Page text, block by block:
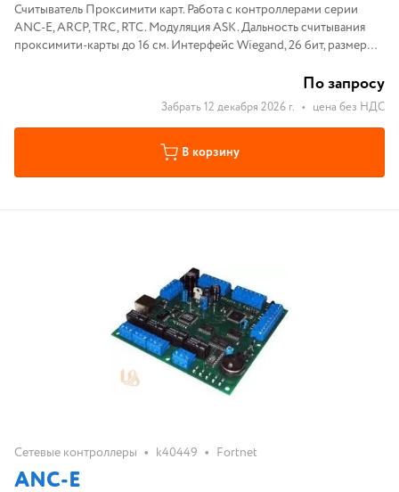
Считыватель Проксимити карт. Работа с контроллерами серии
ANC-E, ARCP, TRC, RTC. Модуляция ASK. Дальность считывания
проксимити-карты до 16 см. Интерфейс Wiegand, 26 бит, размеры
По запросу
Забрать 12 декабря 2026 г. • цена без НДС
В корзину
Сетевые контроллеры • k40449 • Fortnet
ANC-E